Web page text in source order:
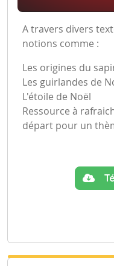
A travers divers
notions comme :
Les origines du
Les guirlandes de
L'étoile de Noël
Ressource à
départ pour un